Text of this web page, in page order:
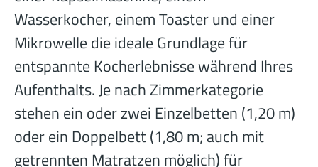
Wasserkocher, einem Toaster und einer
Mikrowelle die ideale Grundlage für
entspannte Kocherlebnisse während Ihres
Aufenthalts. Je nach Zimmerkategorie
stehen ein oder zwei Einzelbetten (1,20 m)
oder ein Doppelbett (1,80 m; auch mit
getrennten Matratzen möglich) für